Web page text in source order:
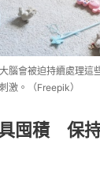
腦會被迫持續處理這
激。（Freepik）
囤積 保